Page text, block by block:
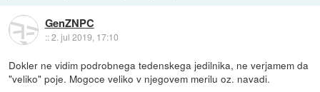
GenZNPC
::2. jul 2019, 17:10
Dokler ne vidim podrobnega tedenskega jedilnika, ne verjamem da
"veliko" poje. Mogoce veliko v njegovem merilu oz. navadi.